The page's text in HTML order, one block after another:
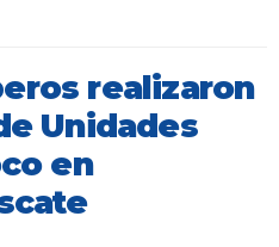
realizaron
Unidades
en